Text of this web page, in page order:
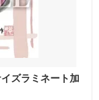
ズラミネート加